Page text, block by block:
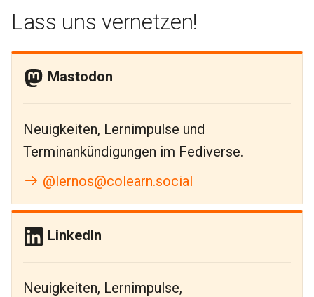
Lass uns vernetzen!
Mastodon
Neuigkeiten, Lernimpulse und
Terminankündigungen im Fediverse.
@lernos@colearn.social
LinkedIn
Neuigkeiten, Lernimpulse,